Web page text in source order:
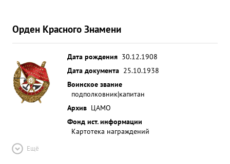
Орден Красного Знамени
Дата рождения 30.12.1908
Дата документа 25.10.1938
Воинское звание
подполковник|капитан
Архив ЦАМО
Фонд ист. информации
Картотека награждений
Ещё